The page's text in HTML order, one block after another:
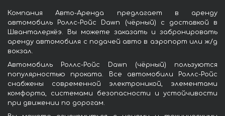
Компания Авто-Аренда предлагает в аренду
автомобиль Роллс-Ройс Dawn (чёрный) с доставкой в
Шванталерхёэ. Вы можете заказать и забронировать
аренду автомобиля с подачей авто в аэропорт или ж/д
вокзал.
Автомобиль Роллс-Ройс Dawn (чёрный) пользуются
популярностью проката. Все автомобили Роллс-Ройс
снабжены современной электроникой, элементами
комфорта, системами безопасности и устойчивости
при движении по дорогам.